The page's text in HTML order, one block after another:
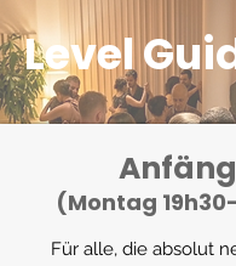
Level
(Montag
Für alle, die absolut